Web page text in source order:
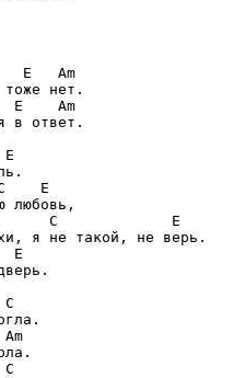
E   Am
нет.
Am
в ответ.
E
любовь,
C             E
E